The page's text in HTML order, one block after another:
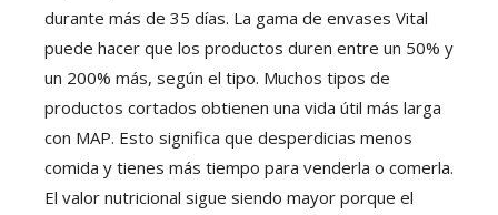
durante más de 35 días. La gama de envases Vital
puede hacer que los productos duren entre un 50% y
un 200% más, según el tipo. Muchos tipos de
productos cortados obtienen una vida útil más larga
con MAP. Esto significa que desperdicias menos
comida y tienes más tiempo para venderla o comerla.
El valor nutricional sigue siendo mayor porque el